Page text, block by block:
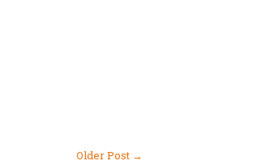
Older Post →